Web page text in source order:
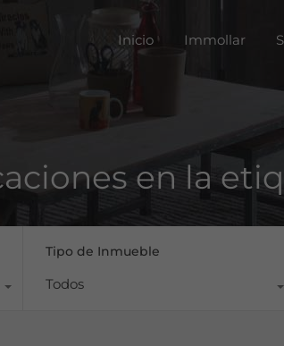
Inicio Immollar
en la
Tipo de Inmueble
Todos